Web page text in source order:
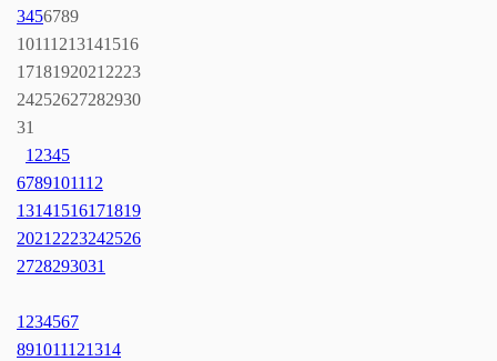
3456789
10111213141516
1718192021 2223
24252627282930
31
1 2345
6789101112
13141516171819
2021 2223242526
2728293031
1 234567
891011121314